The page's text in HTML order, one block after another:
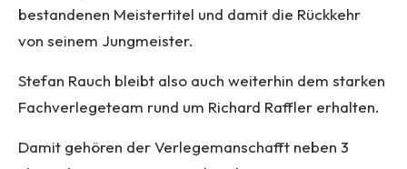
bestandenen Meistertitel und damit die Rückkehr
von seinem Jungmeister.
Stefan Rauch bleibt also auch weiterhin dem starken
Fachverlegeteam rund um Richard Raffler erhalten.
Damit gehören der Verlegemanschafft neben 3